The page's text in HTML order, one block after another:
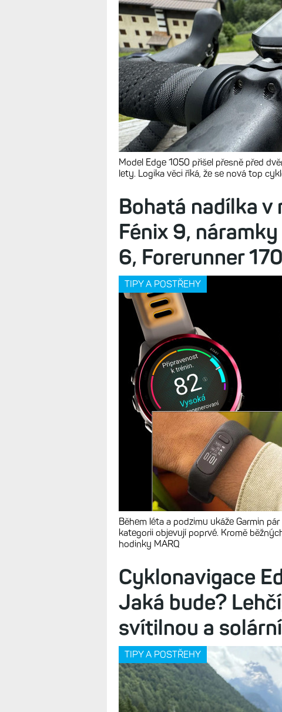
Model Edge 1050 přišel přesně před
lety. Logika věci říká, že se nová top
Bohatá nadílka
Fénix 9,
6, Forerunner
TIPY A POSTŘEHY
Během léta a podzimu ukáže Garmin
kategorii objevují poprvé. Kromě
hodinky MARQ
Cyklonavigace
Jaká bude?
svítilnou a
TIPY A POSTŘEHY